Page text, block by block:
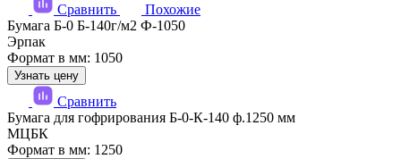
Сравнить
Похожие
Бумага Б-0 Б-140г/м2 Ф-1050
Эрпак
Формат в мм: 1050
Узнать цену
Сравнить
Бумага для гофрирования Б-0-К-140 ф.1250 мм
МЦБК
Формат в мм: 1250